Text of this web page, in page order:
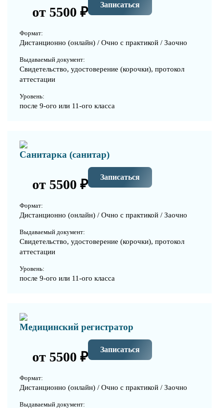
от 5500 ₽ Записаться
Формат:
Дистанционно (онлайн) / Очно с практикой / Заочно
Выдаваемый документ:
Свидетельство, удостоверение (корочки), протокол
аттестации
Уровень:
после 9-ого или 11-ого класса
Санитарка (санитар)
от 5500 ₽ Записаться
Формат:
Дистанционно (онлайн) / Очно с практикой / Заочно
Выдаваемый документ:
Свидетельство, удостоверение (корочки), протокол
аттестации
Уровень:
после 9-ого или 11-ого класса
Медицинский регистратор
от 5500 ₽ Записаться
Формат:
Дистанционно (онлайн) / Очно с практикой / Заочно
Выдаваемый документ: